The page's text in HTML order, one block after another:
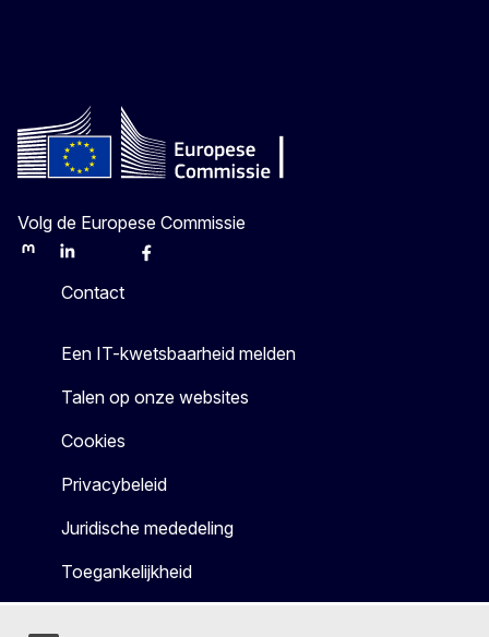
Volg de Europese Commissie
MastodonLinkedInBlueskyFacebook
Contact
Een IT-kwetsbaarheid melden
Talen op onze websites
Cookies
Privacybeleid
Juridische mededeling
Toegankelijkheid